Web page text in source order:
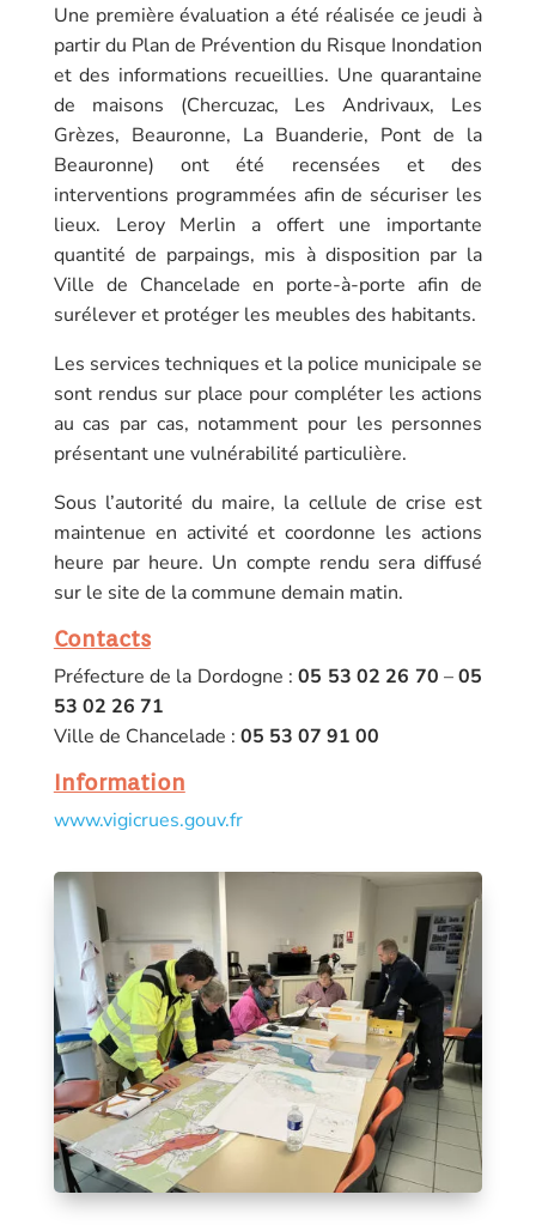
Une première évaluation a été réalisée ce jeudi à
partir du Plan de Prévention du Risque Inondation
et des informations recueillies. Une quarantaine
de maisons (Chercuzac, Les Andrivaux, Les
Grèzes, Beauronne, La Buanderie, Pont de la
Beauronne) ont été recensées et des
interventions programmées afin de sécuriser les
lieux. Leroy Merlin a offert une importante
quantité de parpaings, mis à disposition par la
Ville de Chancelade en porte-à-porte afin de
surélever et protéger les meubles des habitants.
Les services techniques et la police municipale se
sont rendus sur place pour compléter les actions
au cas par cas, notamment pour les personnes
présentant une vulnérabilité particulière.
Sous l’autorité du maire, la cellule de crise est
maintenue en activité et coordonne les actions
heure par heure. Un compte rendu sera diffusé
sur le site de la commune demain matin.
Contacts
Préfecture de la Dordogne :05 53 02 26 70 –05
53 02 26 71
Ville de Chancelade : 05 53 07 91 00
Information
www.vigicrues.gouv.fr